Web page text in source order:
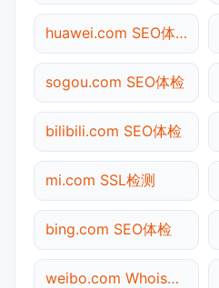
huawei.com SEO体检
sogou.com SEO体检
bilibili.com SEO体检
mi.com SSL检测
bing.com SEO体检
weibo.com Whois查询